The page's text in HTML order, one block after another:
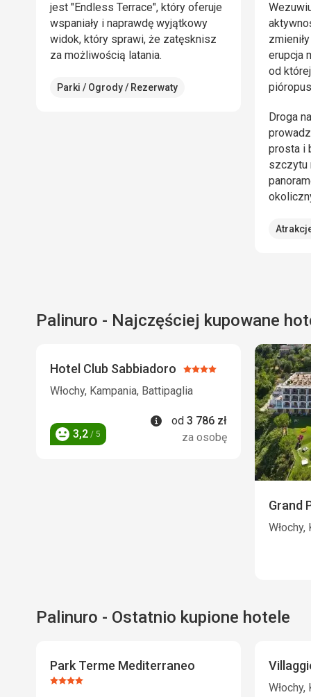
jest "Endless Terrace", który oferuje
wspaniały i naprawdę wyjątkowy
widok, który sprawi, że zatęsknisz
za możliwością latania.
Parki / Ogrody / Rezerwaty
erupcja
od
Droga
prosta i
szczytu
Palinuro - Najczęściej kupowane
Hotel Club Sabbiadoro Ocena:
4/5
Włochy, Kampania, Battipaglia
Ocena
3,2 / 5
Informacje
od 3 786 zł
za osobę
Grand
Palinuro - Ostatnio kupione hotele
Park Terme Mediterraneo
Ocena: